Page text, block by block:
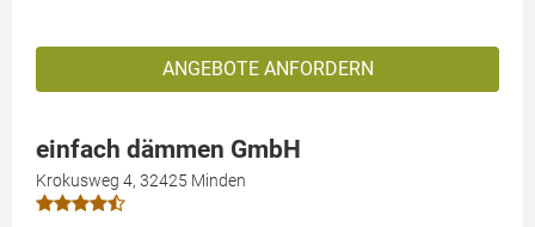
ANGEBOTE ANFORDERN
einfach dämmen GmbH
Krokusweg 4, 32425 Minden